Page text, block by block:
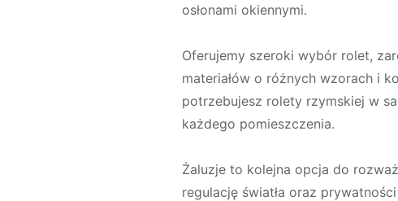
osłonami okiennymi.
Oferujemy szeroki wybór rolet,
materiałów o różnych wzorach i
potrzebujesz rolety rzymskiej w
każdego pomieszczenia.
Żaluzje to kolejna opcja do
regulację światła oraz